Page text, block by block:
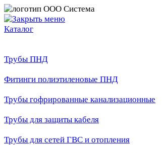
Каталог
Трубы ПНД
Фитинги полиэтиленовые ПНД
Трубы гофрированные канализационные
Трубы для защиты кабеля
Трубы для сетей ГВС и отопления